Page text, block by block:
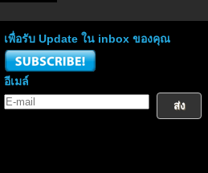
เพื่อรับ Update ใน inbox ของคุณ
อีเมล์
ส่ง